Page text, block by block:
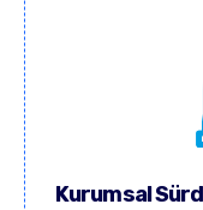
Kurumsal